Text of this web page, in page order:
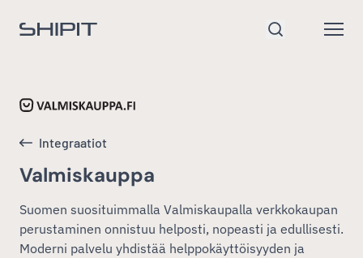
Siirry etusivulle
Integraatiot
Valmiskauppa
Suomen suosituimmalla Valmiskaupalla verkkokaupan
perustaminen onnistuu helposti, nopeasti ja edullisesti.
Moderni palvelu yhdistää helppokäyttöisyyden ja